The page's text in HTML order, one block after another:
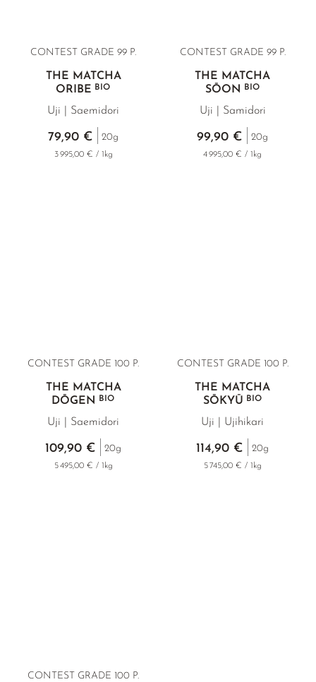
CONTEST GRADE 99 P.
THÉ MATCHA
ORIBEBIO
Uji | Saemidori
79,90 € 20g
3 995,00 € / 1kg
CONTEST GRADE 99 P.
THÉ MATCHA
SŌON
BIO
Uji | Samidori
99,90 € 20g
4 995,00 € / 1kg
CONTEST GRADE 100 P.
THÉ MATCHA
DŌGENBIO
Uji | Saemidori
109,90 € 20g
5 495,00 € / 1kg
CONTEST GRADE 100 P.
THÉ MATCHA
SŌKYŪ BIO
Uji | Ujihikari
114,90 € 20g
5 745,00 € / 1kg
CONTEST GRADE 100 P.